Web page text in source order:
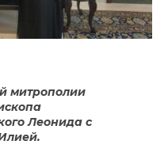
митрополии
Леонида с